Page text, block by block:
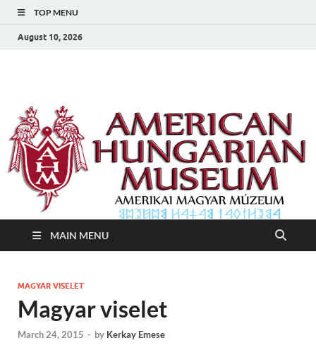
TOP MENU
August 10, 2026
Amerikai Magyar
Múzeum
MAIN MENU
MAGYAR VISELET
Magyar viselet
March 24, 2015 - by Kerkay Emese